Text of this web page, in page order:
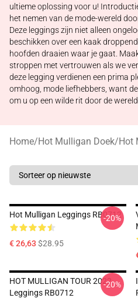
ultieme oplossing voor u!
het nemen van de mode-wereld
Deze leggings zijn niet alleen
beschikken over een kaak
hoofden draaien waar je gaat.
stroppen met vertrouwen als we
deze legging verdienen een prima
omhoog, mode liefhebbers, want
om u op een wilde rit door de
Home/Hot Mulligan Doek/Hot
Hot Mulligan Leggings RB0712
€ 26,63 $28.95
-20%
HOT MULLIGAN TOUR 2022
Leggings RB0712
-20%